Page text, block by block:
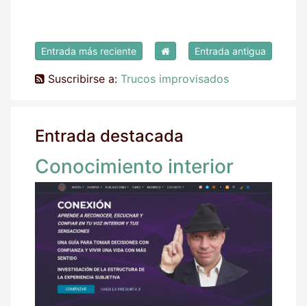
Entrada más reciente Entrada antigua
Suscribirse a: Trucos improvisados
Entrada destacada
Conocimiento interior